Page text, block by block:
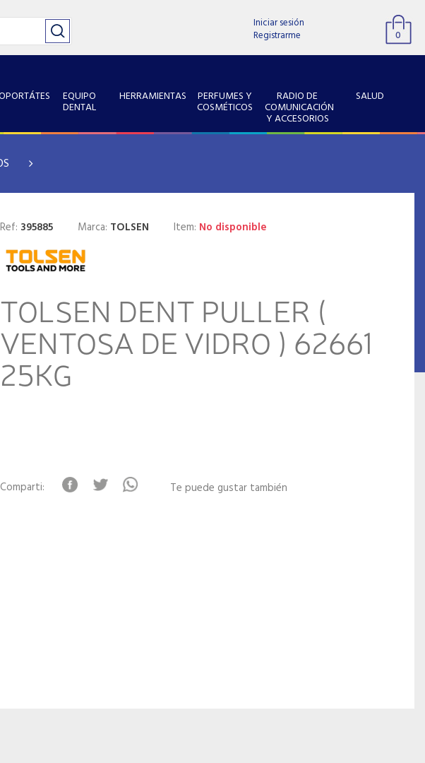
Iniciar sesión
Registrarme
0
EQUIPO
DENTAL
HERRAMIENTAS PERFUMES Y
COSMÉTICOS
RADIO DE
COMUNICACIÓN
Y ACCESORIOS
SALUD
Ref: 395885 Marca: TOLSEN Item: No disponible
TOLSEN DENT PULLER (
VENTOSA DE VIDRO ) 62661
25KG
Comparti: Te puede gustar también